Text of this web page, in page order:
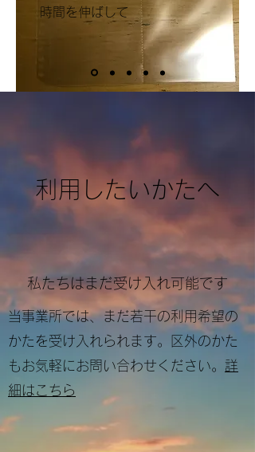
時間を伸ばして
​利用したいかたへ
私たちはまだ受け入れ可能です
当事業所では、まだ若干の利用希望の
かたを受け入れられます。区外のかた
もお気軽にお問い合わせください。 詳
細はこちら